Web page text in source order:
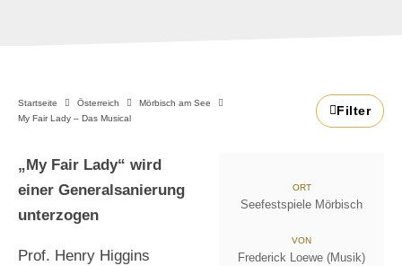
Startseite Österreich
Mörbisch am See
My Fair Lady – Das Musical
Filter
ORT
Seefestspiele Mörbisch
VON
Frederick Loewe (Musik)
„My Fair Lady“ wird
einer Generalsanierung
unterzogen
Prof. Henry Higgins